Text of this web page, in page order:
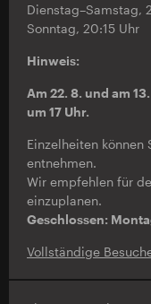
Dienstag–Samstag,
Sonntag, 20:15 Uhr
Hinweis:
Am 22. 8. und am
um 17 Uhr.
Einzelheiten können
entnehmen.
Wir empfehlen für
einzuplanen.
Geschlossen:
Vollständige